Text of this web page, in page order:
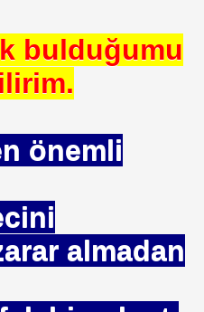
bulduğumu
önemli
almadan